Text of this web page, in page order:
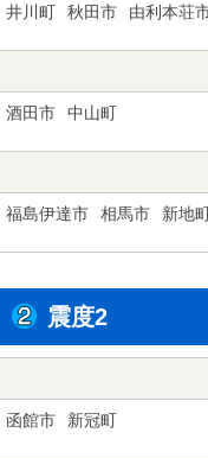
井川町 秋田市 由利本荘
酒田市 中山町
福島伊達市 相馬市 新地
震度2
函館市 新冠町